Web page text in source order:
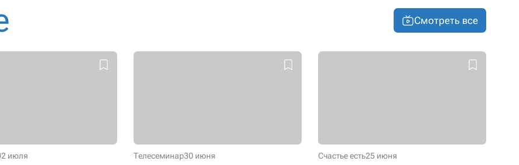
Смотреть все
июля Телесеминар30 июня Счастье есть25 июня